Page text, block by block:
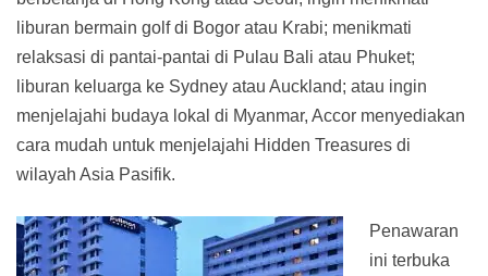
liburan bermain golf di Bogor atau Krabi; menikmati
relaksasi di pantai-pantai di Pulau Bali atau Phuket;
liburan keluarga ke Sydney atau Auckland; atau ingin
menjelajahi budaya lokal di Myanmar, Accor menyediakan
cara mudah untuk menjelajahi Hidden Treasures di
wilayah Asia Pasifik.
Penawaran
ini terbuka